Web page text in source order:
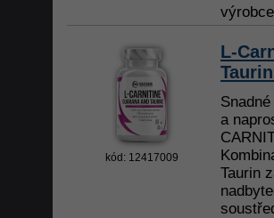
kód: 12417009
L-
a
Taurin